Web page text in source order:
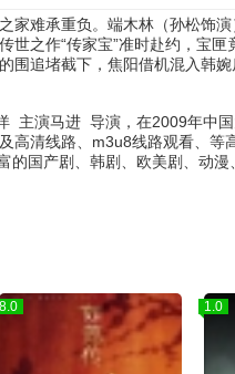
难承重负。端木林（孙松饰
之作“传家宝”准时赴约，宝
追堵截下，焦阳借机混入韩
主演马进 导演，在2009年中
清线路、m3u8线路观看、
国产剧、韩剧、欧美剧、动漫
8.0 1.0